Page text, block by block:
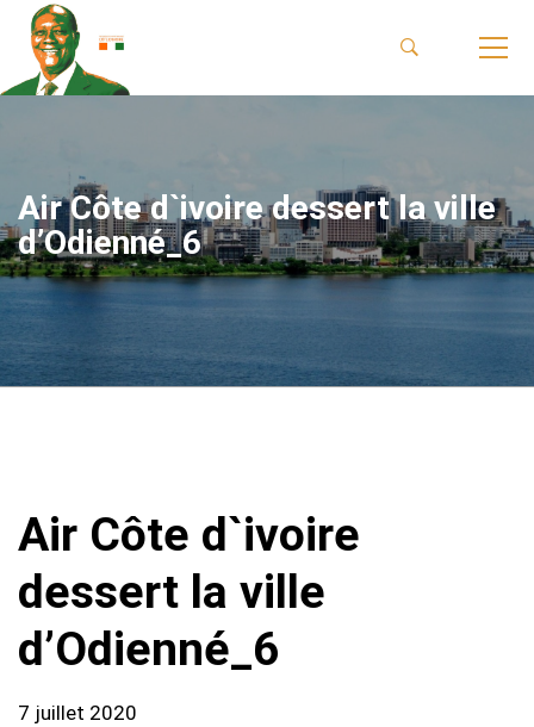
Air Côte d`ivoire dessert la ville
d’Odienné_6
Air Côte d`ivoire
dessert la ville
d’Odienné_6
7 juillet 2020